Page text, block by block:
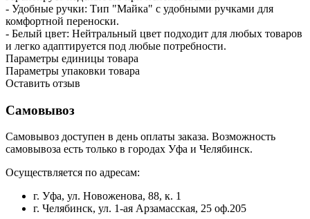
- Удобные ручки: Тип "Майка" с удобными ручками для
комфортной переноски.
- Белый цвет: Нейтральный цвет подходит для любых товаров
и легко адаптируется под любые потребности.
Параметры единицы товара
Параметры упаковки товара
Оставить отзыв
Самовывоз
Самовывоз доступен в день оплаты заказа. Возможность
самовывоза есть только в городах Уфа и Челябинск.
Осуществляется по адресам:
г. Уфа, ул. Новоженова, 88, к. 1
г. Челябинск, ул. 1-ая Арзамасская, 25 оф.205